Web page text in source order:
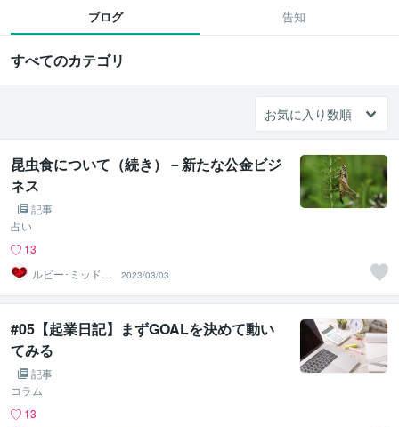
ブログ 告知
すべてのカテゴリ
昆虫食について（続き）－新たな公金ビジ
ネス
記事
占い
13
ルビー･ミッドナ
イト
2023/03/03
#05【起業日記】まずGOALを決めて動い
てみる
記事
コラム
13